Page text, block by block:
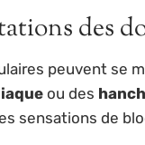
des
peuvent se
ou des
sensations de